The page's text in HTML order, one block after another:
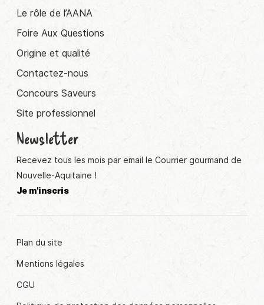
Le rôle de l’AANA
Foire Aux Questions
Origine et qualité
Contactez-nous
Concours Saveurs
Site professionnel
Newsletter
Recevez tous les mois par email le Courrier gourmand de
Nouvelle-Aquitaine !
Je m'inscris
Plan du site
Mentions légales
CGU